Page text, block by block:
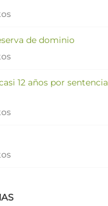
de dominio
12 años por sentencia